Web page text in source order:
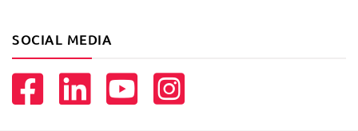
SOCIAL MEDIA